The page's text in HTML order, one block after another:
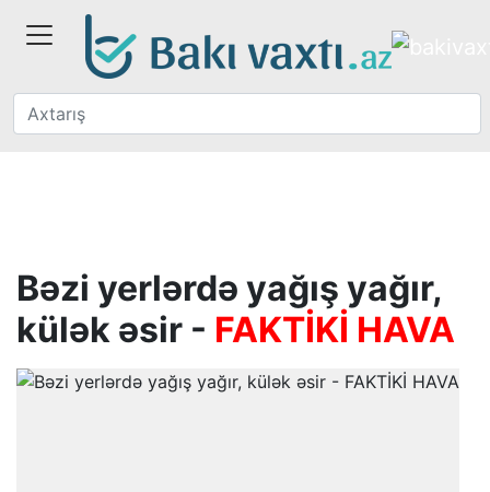
Bəzi yerlərdə yağış yağır,
külək əsir - FAKTİKİ HAVA